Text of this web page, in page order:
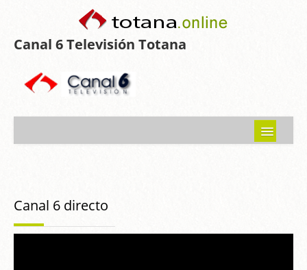
Canal 6 Televisión Totana
Programas emitidos
Canal 6 directo